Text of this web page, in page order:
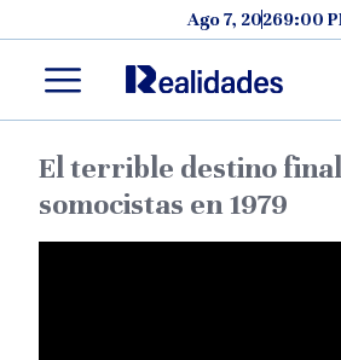
Ago 7, 20269:00
Menu
El terrible destino
somocistas en 1979